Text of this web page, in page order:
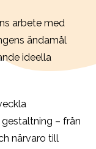
arbete med
ändamål
ideella
– från
närvaro till